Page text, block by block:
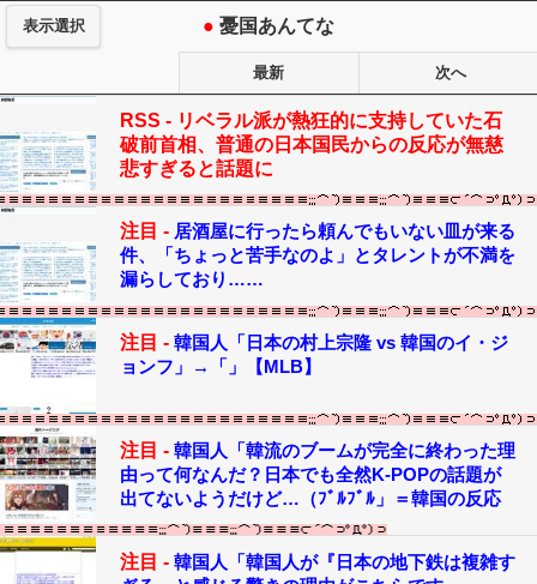
表示選択 ● 憂国あんてな
最新 次へ
RSS - リベラル派が熱狂的に支持していた石
破前首相、普通の日本国民からの反応が無慈
悲すぎると話題に
注目 - 居酒屋に行ったら頼んでもいない皿が来る
件、「ちょっと苦手なのよ」とタレントが不満を
漏らしており……
注目 - 韓国人「日本の村上宗隆 vs 韓国のイ・ジ
ョンフ」→「」【MLB】
注目 - 韓国人「韓流のブームが完全に終わった理
由って何なんだ？日本でも全然K-POPの話題が
出てないようだけど…（ﾌﾞﾙﾌﾞﾙ」＝韓国の反応
注目 - 韓国人「韓国人が『日本の地下鉄は複雑す